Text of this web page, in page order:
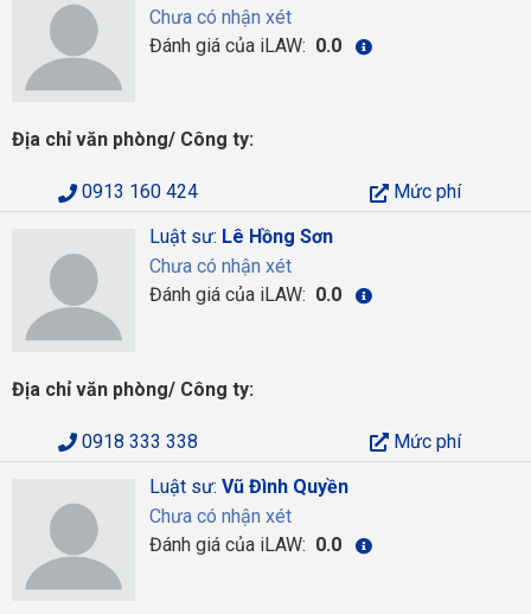
Chưa có nhận xét
Đánh giá của iLAW: 0.0
Địa chỉ văn phòng/ Công ty:
0913 160 424
Mức phí
Luật sư: Lê Hồng Sơn
Chưa có nhận xét
Đánh giá của iLAW: 0.0
Địa chỉ văn phòng/ Công ty:
0918 333 338
Mức phí
Luật sư: Vũ Đình Quyền
Chưa có nhận xét
Đánh giá của iLAW: 0.0